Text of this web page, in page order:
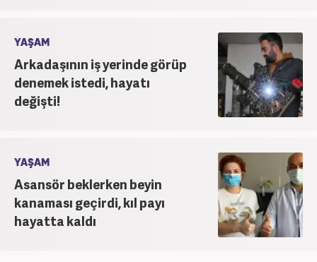
YAŞAM
Arkadaşının iş yerinde görüp
denemek istedi, hayatı
değişti!
YAŞAM
Asansör beklerken beyin
kanaması geçirdi, kıl payı
hayatta kaldı